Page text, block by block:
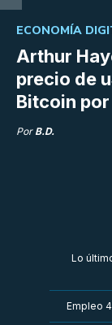
Arthur
precio de
Bitcoin
ECONOMÍA
Por B.D.
Lo
Empleo